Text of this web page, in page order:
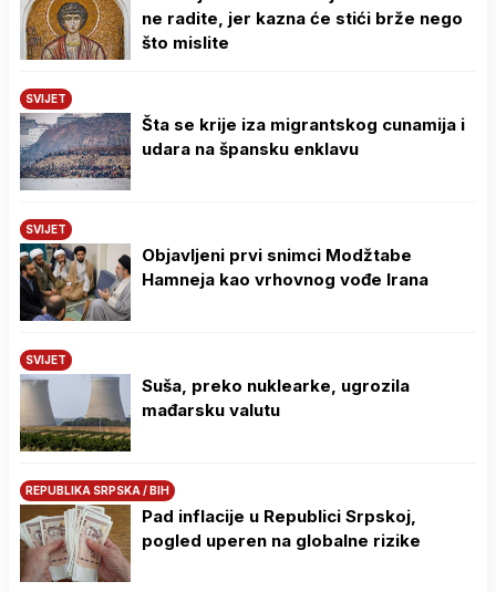
ne radite, jer kazna će stići brže nego
što mislite
SVIJET
Šta se krije iza migrantskog cunamija i
udara na špansku enklavu
SVIJET
Objavljeni prvi snimci Modžtabe
Hamneja kao vrhovnog vođe Irana
SVIJET
Suša, preko nuklearke, ugrozila
mađarsku valutu
REPUBLIKA SRPSKA / BIH
Pad inflacije u Republici Srpskoj,
pogled uperen na globalne rizike